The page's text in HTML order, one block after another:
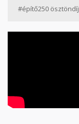
#építő250 ösztöndíj